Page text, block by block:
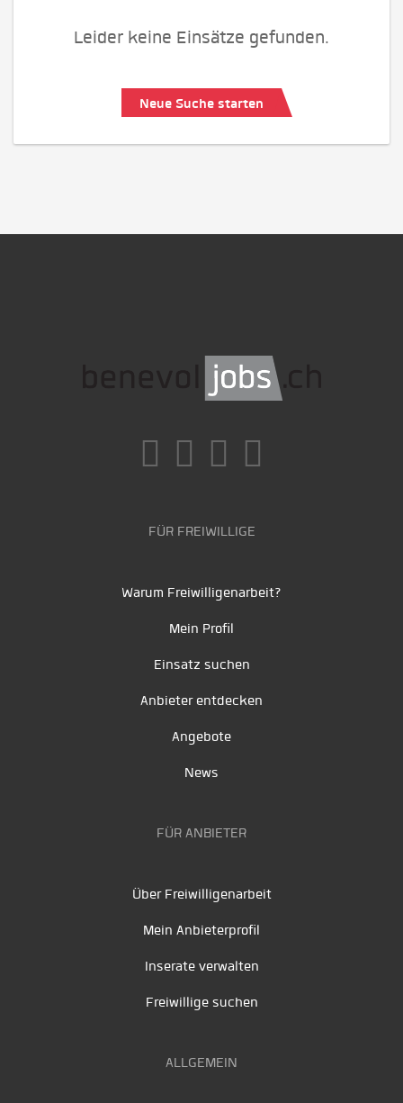
Leider keine Einsätze gefunden.
Neue Suche starten
FÜR FREIWILLIGE
Warum Freiwilligenarbeit?
Mein Profil
Einsatz suchen
Anbieter entdecken
Angebote
News
FÜR ANBIETER
Über Freiwilligenarbeit
Mein Anbieterprofil
Inserate verwalten
Freiwillige suchen
ALLGEMEIN